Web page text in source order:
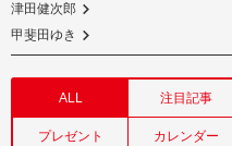
津田健次郎
甲斐田ゆき
ALL 注目記事
プレゼント カレンダー